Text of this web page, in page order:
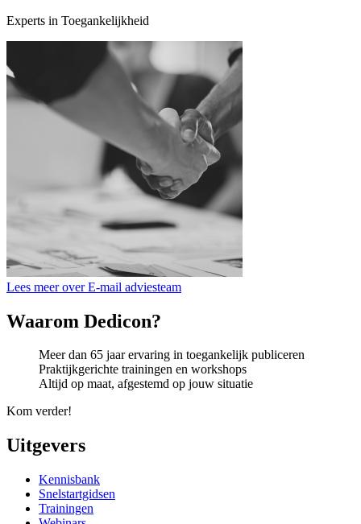
Experts in Toegankelijkheid
Lees meer over E-mail adviesteam
Waarom Dedicon?
Meer dan 65 jaar ervaring in toegankelijk publiceren
Praktijkgerichte trainingen en workshops
Altijd op maat, afgestemd op jouw situatie
Kom verder!
Uitgevers
Kennisbank
Snelstartgidsen
Trainingen